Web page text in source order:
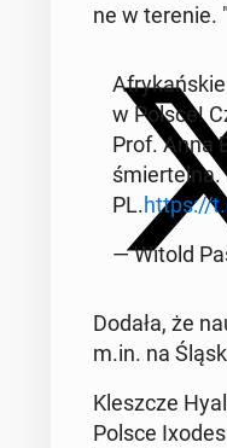
ne w terenie.
w Polsce!
Prof. Anna
śmier­tel­na.
PL.https://
— Witold
Dodała, że
m.in. na
Klesz­cze
Polsce